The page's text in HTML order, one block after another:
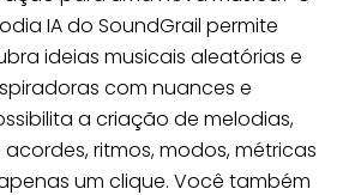
IA do SoundGrail permite
ideias musicais aleatórias e
com nuances e
a criação de melodias,
ritmos, modos, métricas
um clique. Você também